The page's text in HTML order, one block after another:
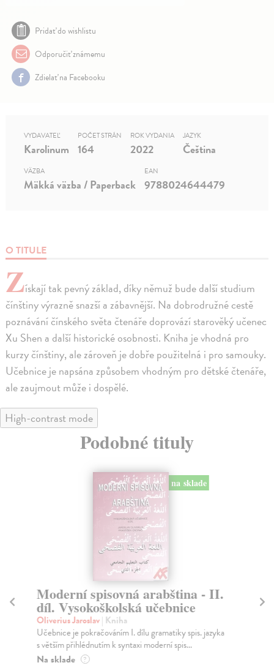
Pridať do wishlistu
Odporučiť známemu
Zdielať na Facebooku
O TITULE
Získají tak pevný základ, díky němuž bude další studium
čínštiny výrazně snazší a zábavnější. Na dobrodružné cestě
poznávání čínského světa čtenáře doprovází starověký učenec
Xu Shen a další historické osobnosti. Kniha je vhodná pro
kurzy čínštiny, ale zároveň je dobře použitelná i pro samouky.
Učebnice je napsána způsobem vhodným pro dětské čtenáře,
ale zaujmout může i dospělé.
VYDAVATEĽ
Karolinum
POČET STRÁN
164
ROK VYDANIA
2022
JAZYK
Čeština
VÄZBA
Mäkká väzba / Paperback
EAN
9788024644479
High-contrast mode
Podobné tituly
na sklade
Moderní spisovná arabština - II.
díl. Vysokoškolská učebnice
Oliverius Jaroslav| Kniha
Učebnice je pokračováním I. dílu gramatiky spis. jazyka
s větším přihlédnutím k syntaxi moderní spis...
Na sklade ?